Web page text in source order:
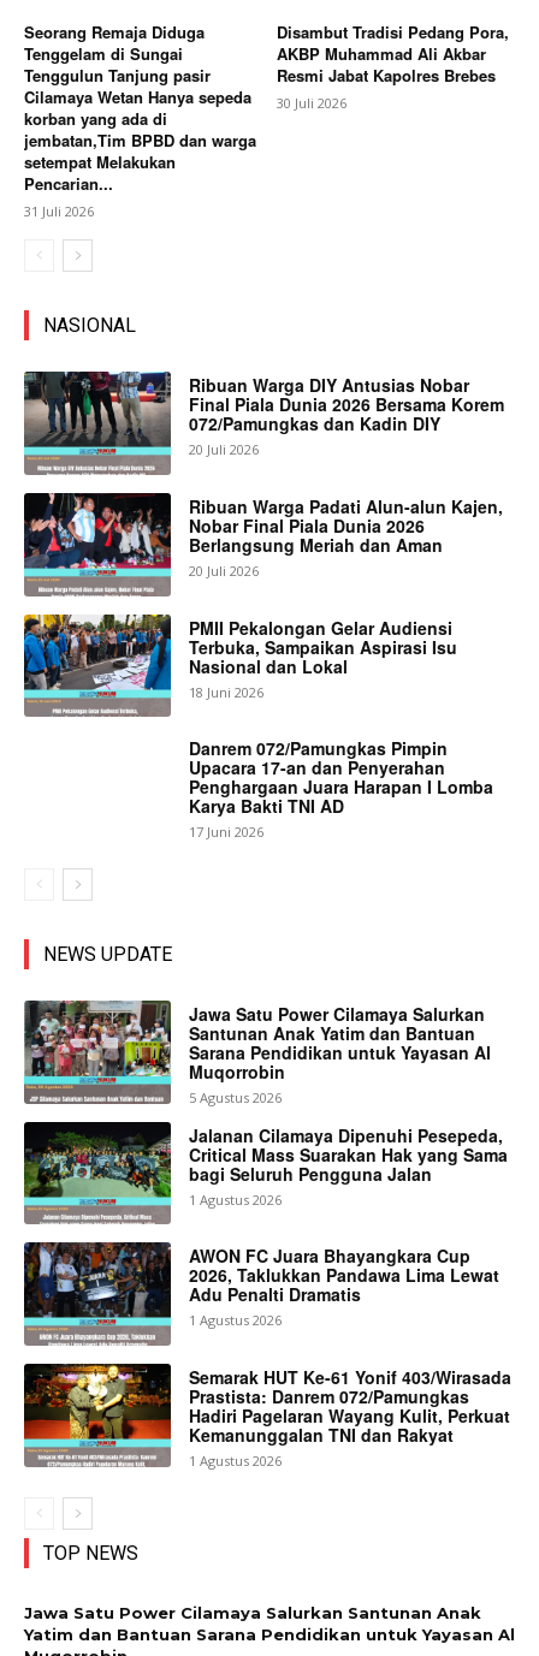
Seorang Remaja Diduga
Tenggelam di Sungai
Tenggulun Tanjung pasir
Cilamaya Wetan Hanya sepeda
korban yang ada di
jembatan,Tim BPBD dan warga
setempat Melakukan
Pencarian...
31 Juli 2026
Disambut Tradisi Pedang Pora,
AKBP Muhammad Ali Akbar
Resmi Jabat Kapolres Brebes
30 Juli 2026
NASIONAL
Ribuan Warga DIY Antusias Nobar
Final Piala Dunia 2026 Bersama Korem
072/Pamungkas dan Kadin DIY
20 Juli 2026
Ribuan Warga Padati Alun-alun Kajen,
Nobar Final Piala Dunia 2026
Berlangsung Meriah dan Aman
20 Juli 2026
PMII Pekalongan Gelar Audiensi
Terbuka, Sampaikan Aspirasi Isu
Nasional dan Lokal
18 Juni 2026
Danrem 072/Pamungkas Pimpin
Upacara 17-an dan Penyerahan
Penghargaan Juara Harapan I Lomba
Karya Bakti TNI AD
17 Juni 2026
NEWS UPDATE
Jawa Satu Power Cilamaya Salurkan
Santunan Anak Yatim dan Bantuan
Sarana Pendidikan untuk Yayasan Al
Muqorrobin
5 Agustus 2026
Jalanan Cilamaya Dipenuhi Pesepeda,
Critical Mass Suarakan Hak yang Sama
bagi Seluruh Pengguna Jalan
1 Agustus 2026
AWON FC Juara Bhayangkara Cup
2026, Taklukkan Pandawa Lima Lewat
Adu Penalti Dramatis
1 Agustus 2026
Semarak HUT Ke-61 Yonif 403/Wirasada
Prastista: Danrem 072/Pamungkas
Hadiri Pagelaran Wayang Kulit, Perkuat
Kemanunggalan TNI dan Rakyat
1 Agustus 2026
TOP NEWS
Jawa Satu Power Cilamaya Salurkan Santunan Anak
Yatim dan Bantuan Sarana Pendidikan untuk Yayasan Al